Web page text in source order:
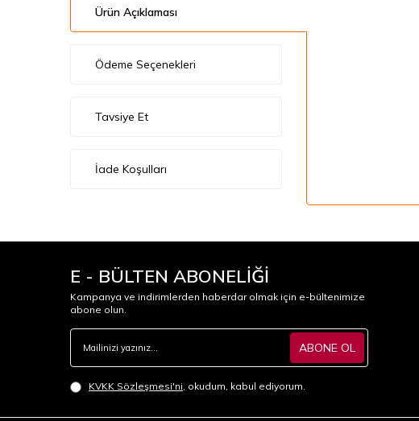
Ürün Açıklaması
Ödeme Seçenekleri
Tavsiye Et
İade Koşulları
E - BÜLTEN ABONELİĞİ
Kampanya ve indirimlerden haberdar olmak için e-bültenimize
abone olun.
ABONE OL
KVKK Sözleşmesi'ni, okudum, kabul ediyorum.